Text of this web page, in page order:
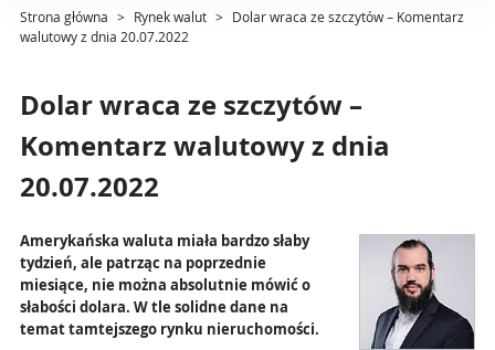
Strona główna > Rynek walut > Dolar wraca ze szczytów – Komentarz
walutowy z dnia 20.07.2022
Dolar wraca ze szczytów –
Komentarz walutowy z dnia
20.07.2022
Amerykańska waluta miała bardzo słaby
tydzień, ale patrząc na poprzednie
miesiące, nie można absolutnie mówić o
słabości dolara. W tle solidne dane na
temat tamtejszego rynku nieruchomości.